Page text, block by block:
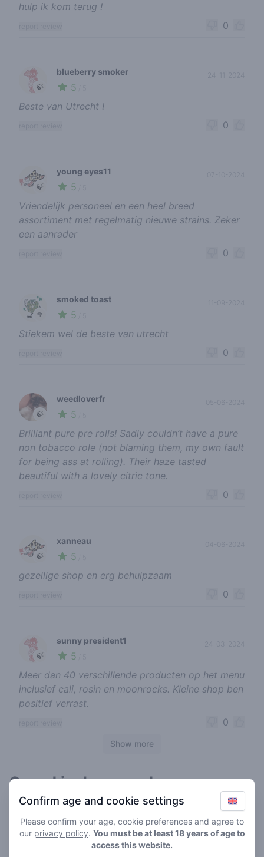
hulp ik kom terug !
0
🍃
blueberry smoker
5
Beste van Utrecht !
0
🍃
young eyes11
5
Vriendelijk personeel en een heel breed
assortiment met regelmatig nieuwe strains. Zeker
een aanrader
0
🥦
smoked toast
5
Stiekem wel de beste van utrecht
0
🍃
weedloverfr
5
Brilliant pure pre rolls! Sadly couldn’t have a pure
non tobacco role (not blaming them, my own fault
for being ass at rolling). Their haze tasted
beautiful with a lovely citric tone.
0
🍃
xanneau
5
gezellige shop en erg behulpzaam
0
🍃
sunny president1
5
24-03-2024
Meer dan 40 verschillende producten op het menu
inclusief cali, rosin en moonrocks. Kleine shop ben
positief verrast.
0
Show more
Cannabis shops nearby
Confirm age and cookie settings
Please confirm your age, cookie preferences and agree to
our privacy policy. You must be at least 18 years of age to
access this website.